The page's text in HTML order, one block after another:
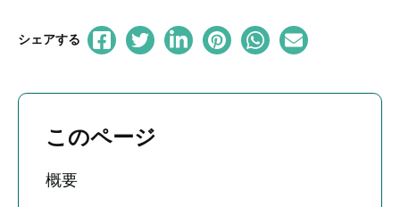
シェアする
このページ
概要